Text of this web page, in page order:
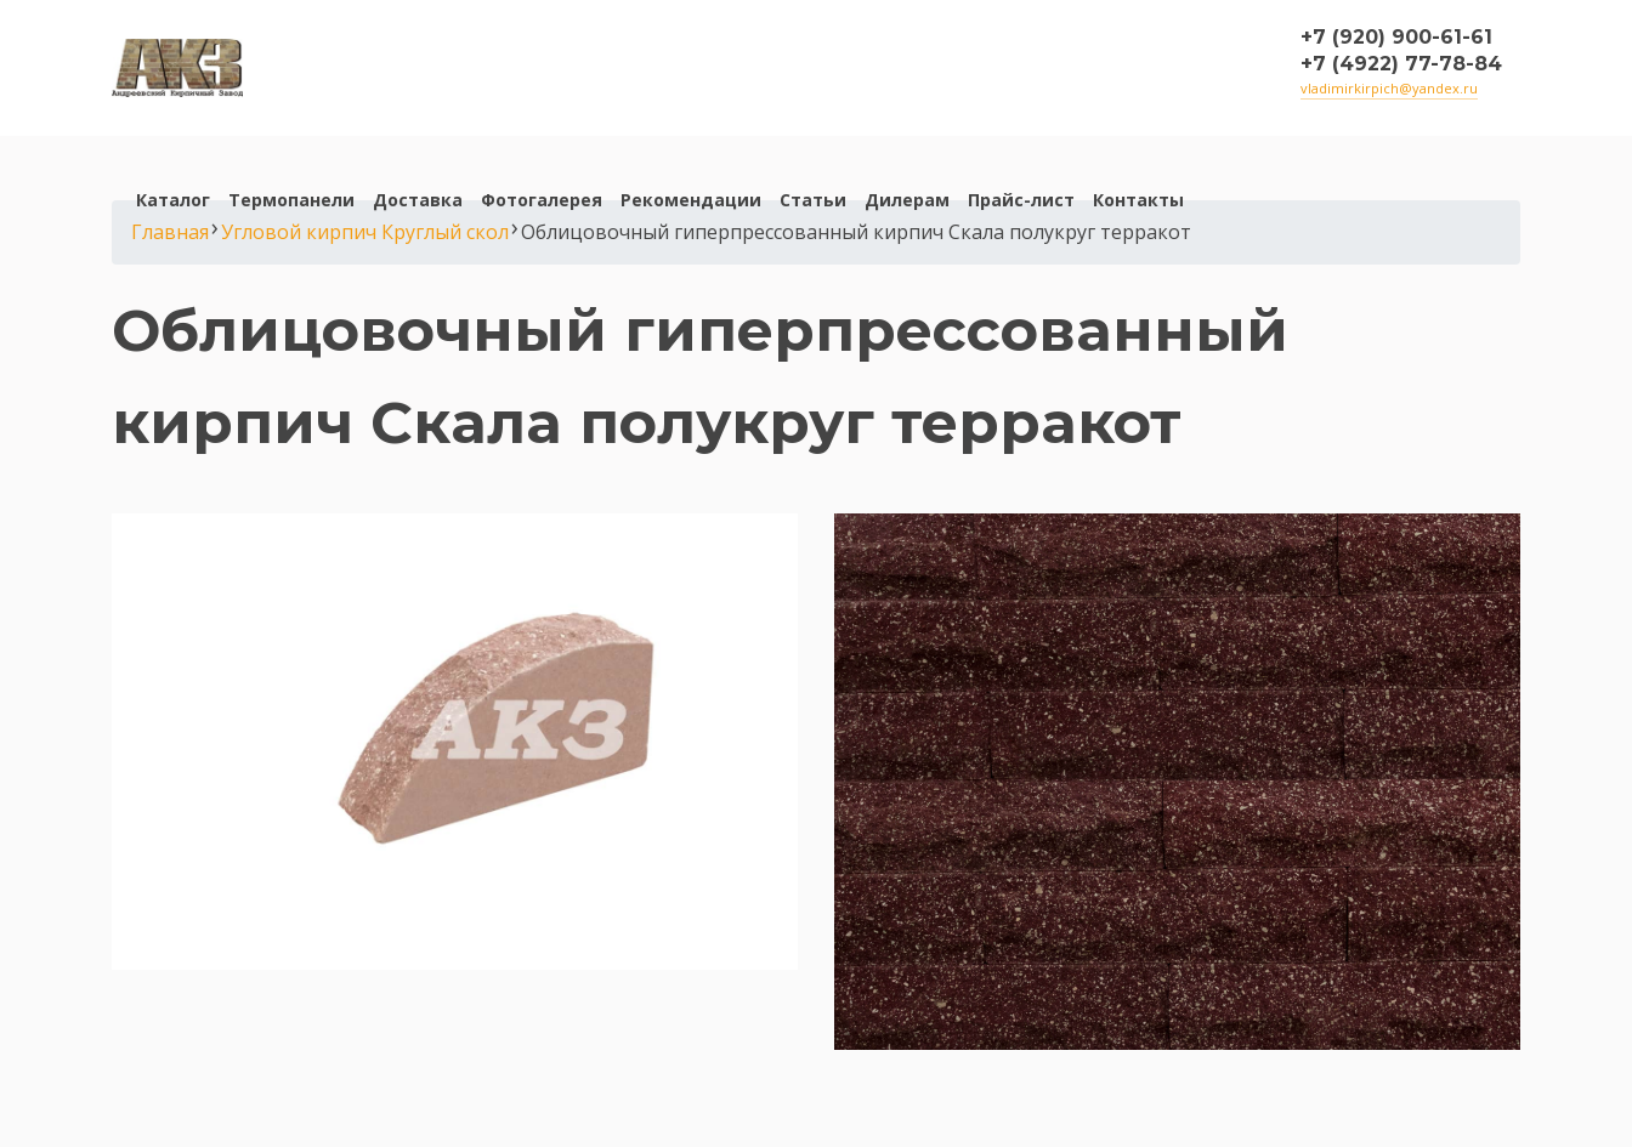
+7 (920) 900-61-61
+7 (4922) 77-78-84
vladimirkirpich@yandex.ru
Каталог Термопанели Доставка Фотогалерея Рекомендации Статьи Дилерам Прайс-лист Контакты
Главная›Угловой кирпич Круглый скол›Облицовочный гиперпрессованный кирпич Скала полукруг терракот
Облицовочный гиперпрессованный
кирпич Скала полукруг терракот